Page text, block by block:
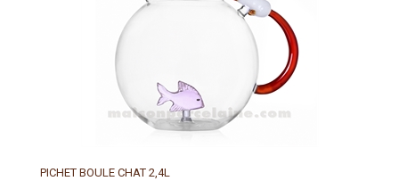
PICHET BOULE CHAT 2,4L